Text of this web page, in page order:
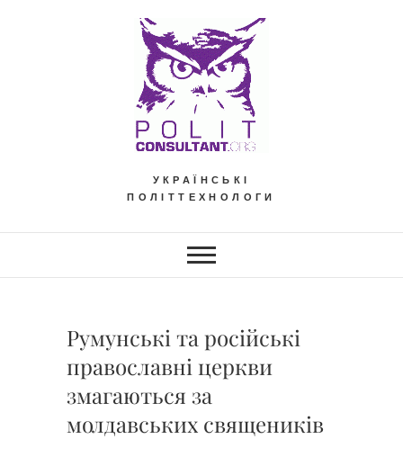
УКРАЇНСЬКІ
ПОЛІТТЕХНОЛОГИ
Румунські та російські
православні церкви
змагаються за
молдавських священиків